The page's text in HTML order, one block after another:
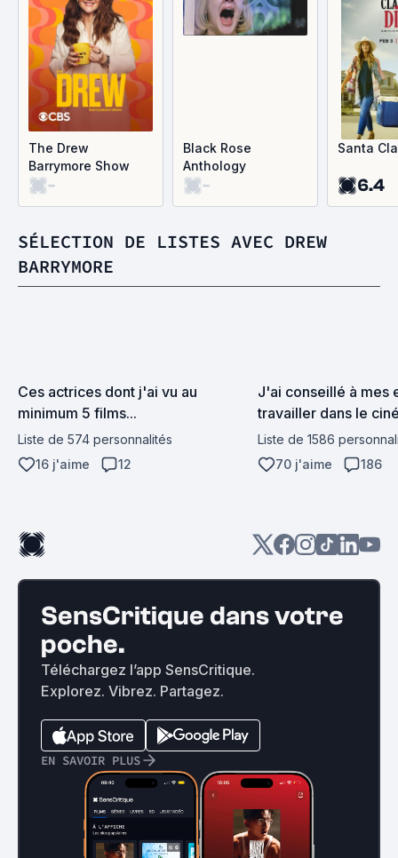
The Drew
Barrymore Show
-
Black Rose
Anthology
-
Santa
6.4
SÉLECTION DE LISTES AVEC DREW
BARRYMORE
Ces actrices dont j'ai vu au
minimum 5 films...
Liste de 574 personnalités
16 j'aime
12
J'ai conseillé à mes
travailler dans le
bien payé et on est
Liste de 1586
70 j'aime
186
SensCritique dans votre
poche.
Téléchargez l’app SensCritique.
Explorez. Vibrez. Partagez.
EN SAVOIR PLUS